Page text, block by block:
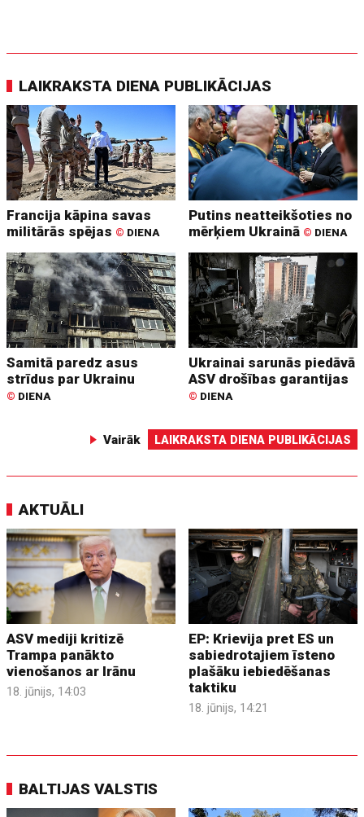
LAIKRAKSTA DIENA PUBLIKĀCIJAS
Francija kāpina savas
militārās spējas © DIENA
Putins neatteikšoties no
mērķiem Ukrainā © DIENA
Samitā paredz asus
strīdus par Ukrainu
© DIENA
Ukrainai sarunās piedāvā
ASV drošības garantijas
© DIENA
Vairāk LAIKRAKSTA DIENA PUBLIKĀCIJAS
AKTUĀLI
ASV mediji kritizē
Trampa panākto
vienošanos ar Irānu
18. jūnijs, 14:03
EP: Krievija pret ES un
sabiedrotajiem īsteno
plašāku iebiedēšanas
taktiku
18. jūnijs, 14:21
BALTIJAS VALSTIS